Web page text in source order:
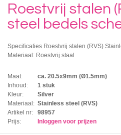
Roestvrij stalen
steel bedels
Specificaties Roestvrij stalen (RVS)
Materiaal: Roestvrij staal
Maat:
ca. 20.5x9mm (Ø1.5mm)
Inhoud:
1 stuk
Kleur:
Silver
Materiaal: Stainless steel (RVS)
Artikel nr:
98957
Prijs:
Inloggen voor prijzen